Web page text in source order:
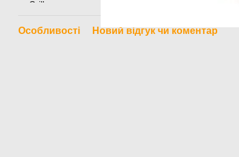
Особливості Новий відгук чи коментар